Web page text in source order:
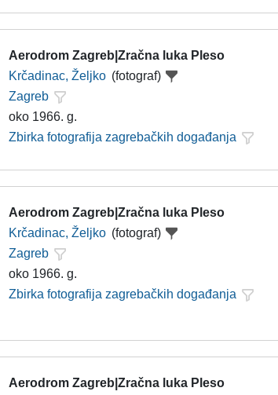
Aerodrom Zagreb|Zračna luka Pleso
Krčadinac, Željko (fotograf)
Zagreb
oko 1966. g.
Zbirka fotografija zagrebačkih događanja
Aerodrom Zagreb|Zračna luka Pleso
Krčadinac, Željko (fotograf)
Zagreb
oko 1966. g.
Zbirka fotografija zagrebačkih događanja
Aerodrom Zagreb|Zračna luka Pleso